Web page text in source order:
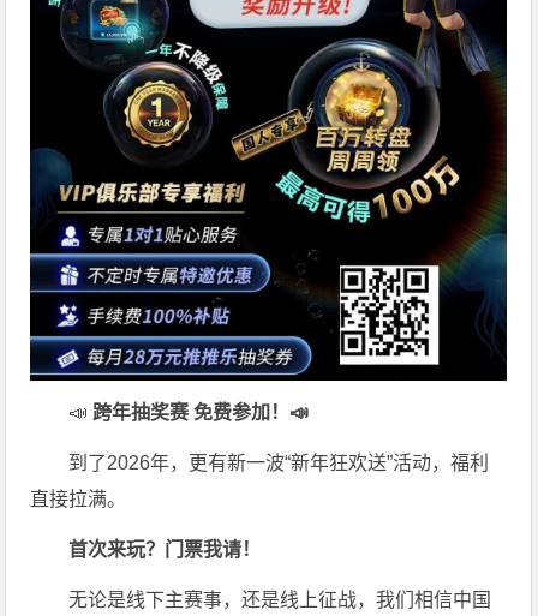
📣 跨年抽奖赛 免费参加 ！📣
到了2026年，更有新一波“新年狂欢送”活动，福利
直接拉满。
首次来玩？门票我请！
无论是线下主赛事，还是线上征战，我们相信中国